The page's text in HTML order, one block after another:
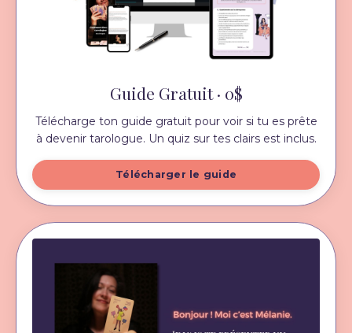
Guide Gratuit · 0$
Télécharge ton guide gratuit pour voir si tu es prête
à devenir tarologue. Un quiz sur tes clairs est inclus.
Télécharger le guide